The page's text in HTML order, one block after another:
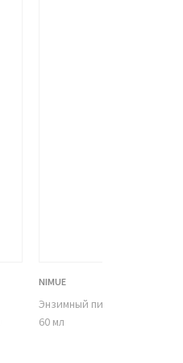
NIMUE
Энзимный пилинг для лица
60 мл